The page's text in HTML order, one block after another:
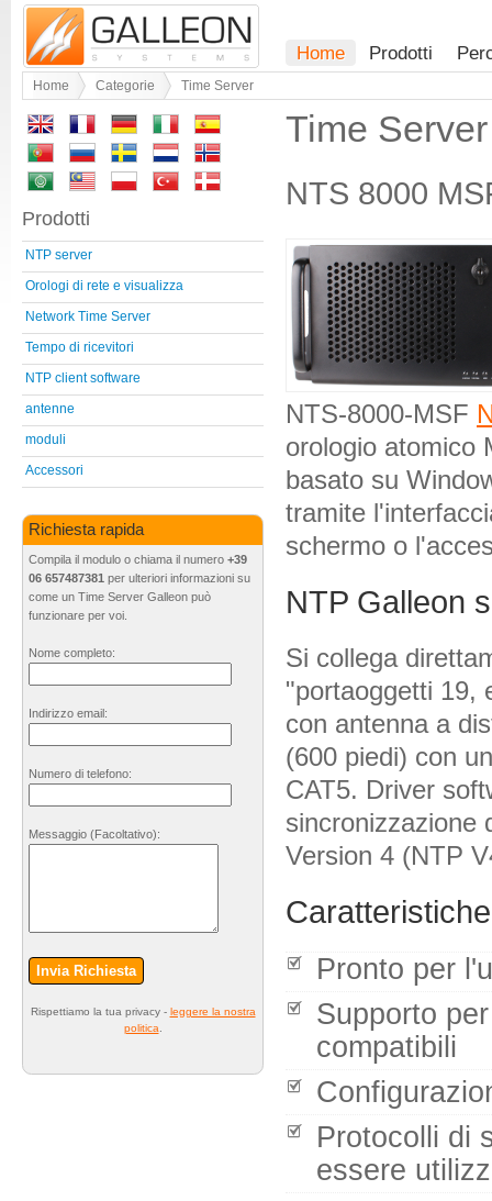
Home Prodotti
Home Categorie Time Server
Time Server
NTS 8000
NTS-8000-MSF
orologio atomico
basato su
tramite
schermo o
NTP Galleon
Si collega
"portaoggetti 19,
con antenna a
(600 piedi) con
CAT5. Driver
sincronizzazione
Version 4 (NTP
Pronto per
Supporto
compatibili
Protocolli di
essere
Prodotti
NTP server
Orologi di rete e visualizza
Network Time Server
Tempo di ricevitori
NTP client software
antenne
moduli
Accessori
Richiesta rapida
Compila il modulo o chiama il numero +39
06 657487381 per ulteriori informazioni su
come un Time Server Galleon può
funzionare per voi.
Nome completo:
Indirizzo email:
Numero di telefono:
Messaggio (Facoltativo):
Invia Richiesta
Rispettiamo la tua privacy - leggere la nostra
politica.